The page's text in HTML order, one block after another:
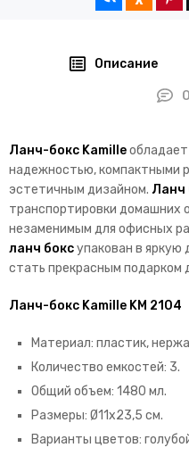
Описание
Ланч-бокс Kamille
надежностью, компактными
эстетичным дизайном. Ланч
транспортировки домашних
незаменимым для офисных
ланч боксупакован в яркую
стать прекрасным подарком
Ланч-бокс Kamille KM 2104
Материал: пластик,
Количество емкостей: 3.
Общий объем: 1480 мл.
Размеры: Ø11х23,5 см.
Варианты цветов: